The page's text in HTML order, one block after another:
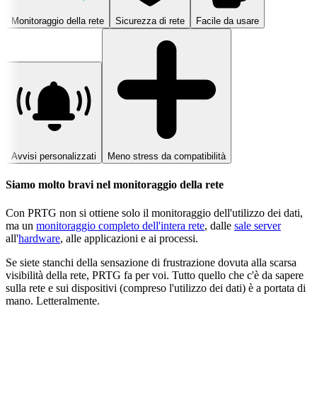
Monitoraggio della rete Sicurezza di rete Facile da usare
Avvisi personalizzati Meno stress da compatibilità
Siamo molto bravi nel monitoraggio della rete
Con PRTG non si ottiene solo il monitoraggio dell'utilizzo dei dati,
ma un monitoraggio completo dell'intera rete, dalle sale server
all'hardware, alle applicazioni e ai processi.
Se siete stanchi della sensazione di frustrazione dovuta alla scarsa
visibilità della rete, PRTG fa per voi. Tutto quello che c'è da sapere
sulla rete e sui dispositivi (compreso l'utilizzo dei dati) è a portata di
mano. Letteralmente.